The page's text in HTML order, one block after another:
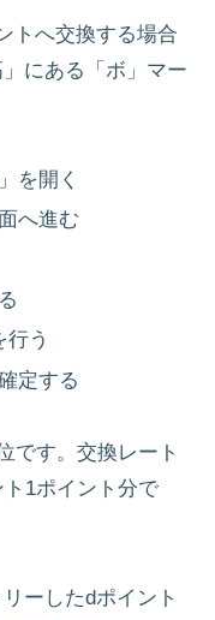
トへ交換する場合
にある「ボ」マー
を開く
へ進む
う
定する
です。交換レート
1ポイント分で
ーしたdポイント